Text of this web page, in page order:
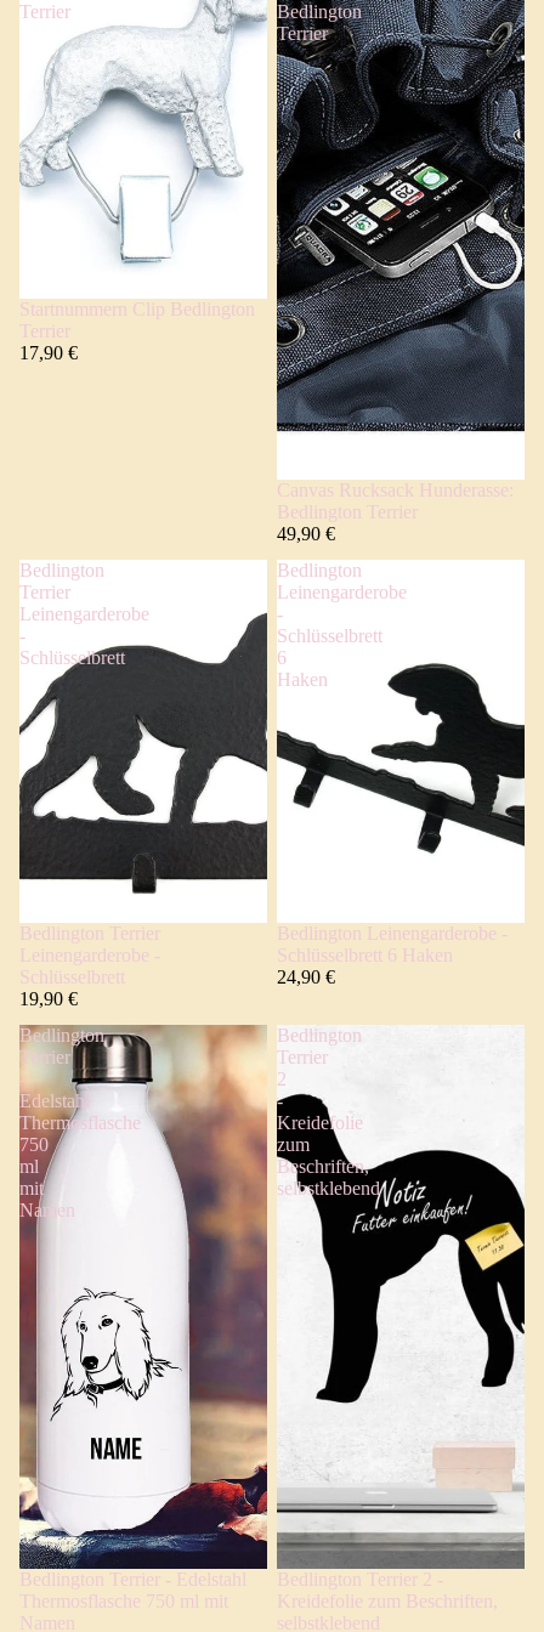
Terrier
Startnummern Clip Bedlington
Terrier
17,90 €
Bedlington
Terrier
Canvas Rucksack Hunderasse:
Bedlington Terrier
49,90 €
Bedlington
Terrier
Leinengarderobe
-
Schlüsselbrett
Bedlington Terrier
Leinengarderobe -
Schlüsselbrett
19,90 €
Bedlington
Leinengarderobe
-
Schlüsselbrett
6
Haken
Bedlington Leinengarderobe -
Schlüsselbrett 6 Haken
24,90 €
Bedlington
Terrier
-
Edelstahl
Thermosflasche
750
ml
mit
Namen
Bedlington Terrier - Edelstahl
Thermosflasche 750 ml mit
Namen
Bedlington
Terrier
2
-
Kreidefolie
zum
Beschriften,
selbstklebend
Bedlington Terrier 2 -
Kreidefolie zum Beschriften,
selbstklebend